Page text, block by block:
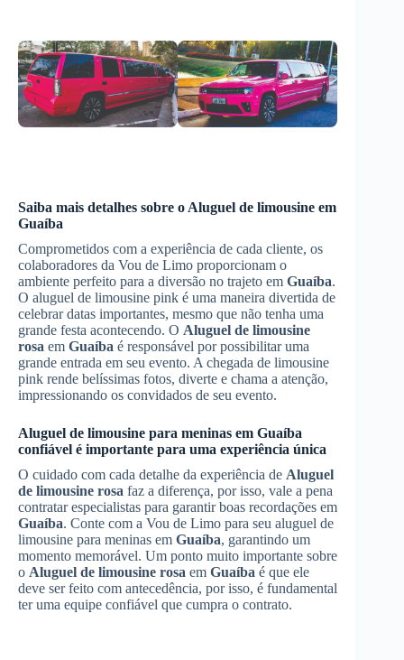
Saiba mais detalhes sobre o Aluguel de limousine em
Guaíba
Comprometidos com a experiência de cada cliente, os
colaboradores da Vou de Limo proporcionam o
ambiente perfeito para a diversão no trajeto em Guaíba.
O aluguel de limousine pink é uma maneira divertida de
celebrar datas importantes, mesmo que não tenha uma
grande festa acontecendo. O Aluguel de limousine
rosa em Guaíba é responsável por possibilitar uma
grande entrada em seu evento. A chegada de limousine
pink rende belíssimas fotos, diverte e chama a atenção,
impressionando os convidados de seu evento.
Aluguel de limousine para meninas em Guaíba
confiável é importante para uma experiência única
O cuidado com cada detalhe da experiência de Aluguel
de limousine rosa faz a diferença, por isso, vale a pena
contratar especialistas para garantir boas recordações em
Guaíba. Conte com a Vou de Limo para seu aluguel de
limousine para meninas em Guaíba, garantindo um
momento memorável. Um ponto muito importante sobre
o Aluguel de limousine rosa em Guaíba é que ele
deve ser feito com antecedência, por isso, é fundamental
ter uma equipe confiável que cumpra o contrato.